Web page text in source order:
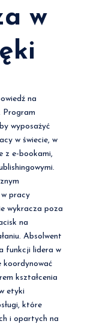
w
na
Program
wyposażyć
w świecie, w
z e-bookami,
pracy
wykracza poza
na
Absolwent
funkcji lidera w
koordynować
kształcenia
etyki
które
i opartych na